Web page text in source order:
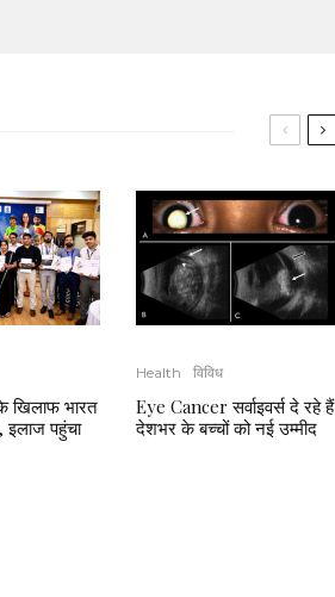
के खिलाफ भारत
इलाज पहुंचा
Health विविध
Eye Cancer सर्वाइवर्स दे रहे हैं
देशभर के बच्चों को नई उम्मीद